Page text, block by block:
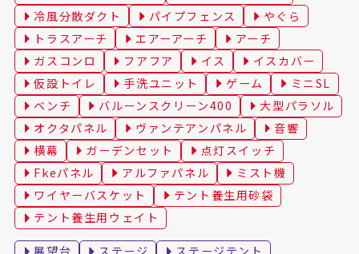
冷風分散ダクト
パイプフェンス
やぐら
トラスアーチ
エアーアーチ
アーチ
ガスコンロ
フアフア イス
イスカバー
仮設トイレ
手洗ユニット ゲーム
ミニSL
ベンチ
バルーンスクリーン400
大型パラソル
オクタパネル
ヴァンテアンパネル
音響
横幕
ガーデンセット
点灯スイッチ
Fkeパネル
アルファパネル
ミスト機
ワイヤーバスケット
テント養生用砂袋
テント養生用ウェイト